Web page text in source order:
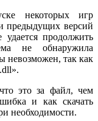
некоторых игр
предыдущих версий
продолжить
не обнаружила
невозможен, так как
это за файл, чем
и как скачать
необходимости.